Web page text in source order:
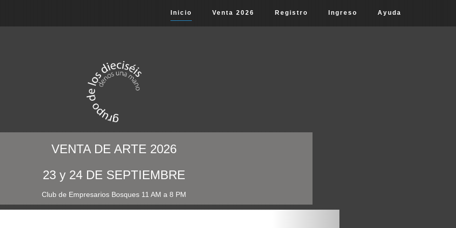
Inicio Venta 2026 Registro Ingreso Ayuda
VENTA DE ARTE 2026
23 y 24 DE SEPTIEMBRE
Club de Empresarios Bosques 11 AM a 8 PM